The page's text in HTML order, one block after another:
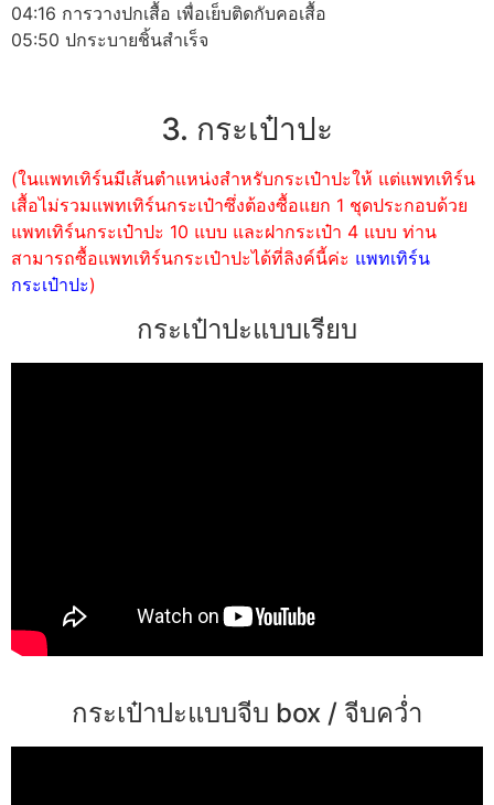
04:16 การวางปกเสื้อ เพื่อเย็บติดกับคอเสื้อ
05:50 ปกระบายชิ้นสำเร็จ
3. กระเป๋าปะ
(ในแพทเทิร์นมีเส้นตำแหน่งสำหรับกระเป๋าปะให้ แต่แพทเทิร์น
เสื้อไม่รวมแพทเทิร์นกระเป๋าซึ่งต้องซื้อแยก 1 ชุดประกอบด้วย
แพทเทิร์นกระเป๋าปะ 10 แบบ และฝากระเป๋า 4 แบบ ท่าน
สามารถซื้อแพทเทิร์นกระเป๋าปะได้ที่ลิงค์นี้ค่ะ แพทเทิร์น
กระเป๋าปะ)
กระเป๋าปะแบบเรียบ
กระเป๋าปะแบบจีบ box / จีบคว่ำ